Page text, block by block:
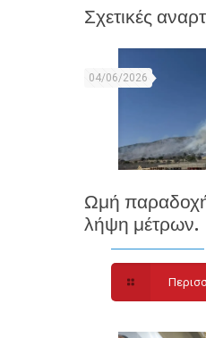
Σχετικές
04/06/2026
Ωμή
λήψη μέτρων.